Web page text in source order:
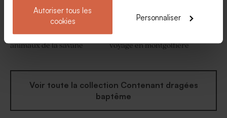
Autoriser tous les
cookies
Personnaliser
Etui à dragées baptême
animaux de la savane
Etui à dragées baptême
voyage en montgolfière
Voir toute la collection Contenant dragées
baptême